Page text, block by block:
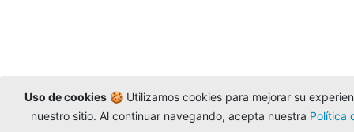
Uso de cookies 🍪 Utilizamos cookies para mejorar su
nuestro sitio. Al continuar navegando, acepta nuestra Política